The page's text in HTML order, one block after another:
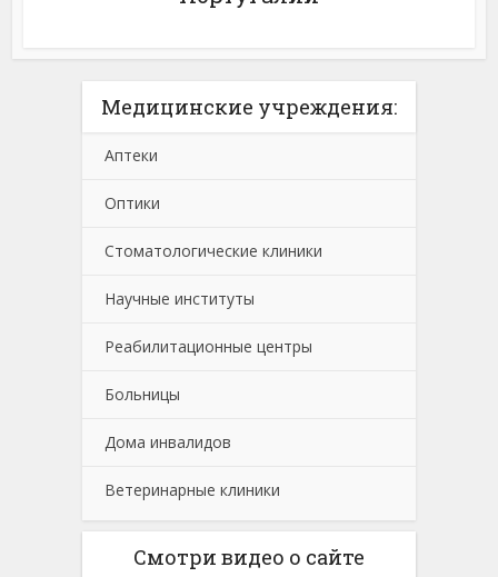
Медицинские учреждения:
Аптеки
Оптики
Стоматологические клиники
Научные институты
Реабилитационные центры
Больницы
Дома инвалидов
Ветеринарные клиники
Смотри видео о сайте